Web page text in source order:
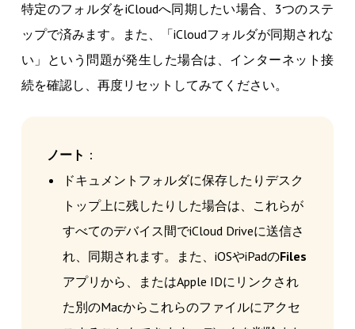
特定のフォルダをiCloudへ同期したい場合、3つのステ
ップで済みます。また、「iCloudフォルダが同期されな
い」という問題が発生した場合は、インターネット接
続を確認し、再度リセットしてみてください。
ノート ：
ドキュメントフォルダに保存したりデスク
トップ上に残したりした場合は、これらが
すべてのデバイス間でiCloud Driveに送信さ
れ、同期されます。また、iOSやiPadのFiles
アプリから、またはApple IDにリンクされ
た別のMacからこれらのファイルにアクセ